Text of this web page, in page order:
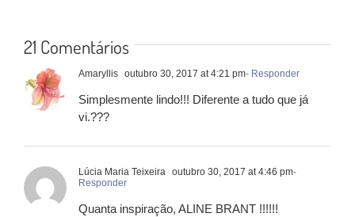
21 Comentários
Amaryllis outubro 30, 2017 at 4:21 pm- Responder
Simplesmente lindo!!! Diferente a tudo que já
vi.???
Lúcia Maria Teixeira outubro 30, 2017 at 4:46 pm-
Responder
Quanta inspiração, ALINE BRANT !!!!!!